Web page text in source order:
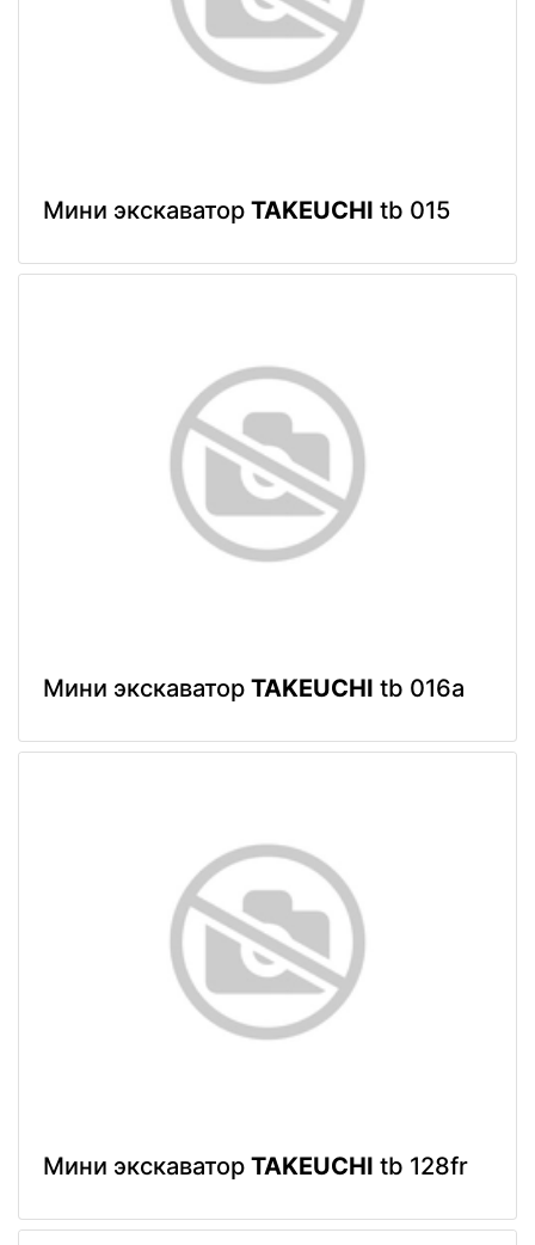
Мини экскаватор TAKEUCHI tb 015
Мини экскаватор TAKEUCHI tb 016a
Мини экскаватор TAKEUCHI tb 128fr